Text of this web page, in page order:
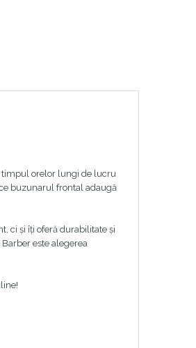
timpul orelor lungi de lucru
buzunarul frontal adaugă
ci și îți oferă durabilitate și
este alegerea